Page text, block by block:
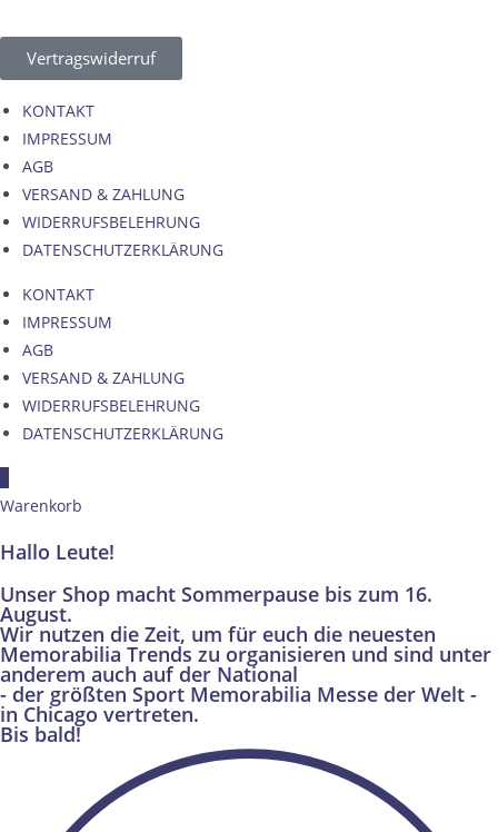
Vertragswiderruf
KONTAKT
IMPRESSUM
AGB
VERSAND & ZAHLUNG
WIDERRUFSBELEHRUNG
DATENSCHUTZERKLÄRUNG
KONTAKT
IMPRESSUM
AGB
VERSAND & ZAHLUNG
WIDERRUFSBELEHRUNG
DATENSCHUTZERKLÄRUNG
Warenkorb
Hallo Leute!
Unser Shop macht Sommerpause bis zum 16.
August.
Wir nutzen die Zeit, um für euch die neuesten
Memorabilia Trends zu organisieren und sind unter
anderem auch auf der National
- der größten Sport Memorabilia Messe der Welt -
in Chicago vertreten.
Bis bald!